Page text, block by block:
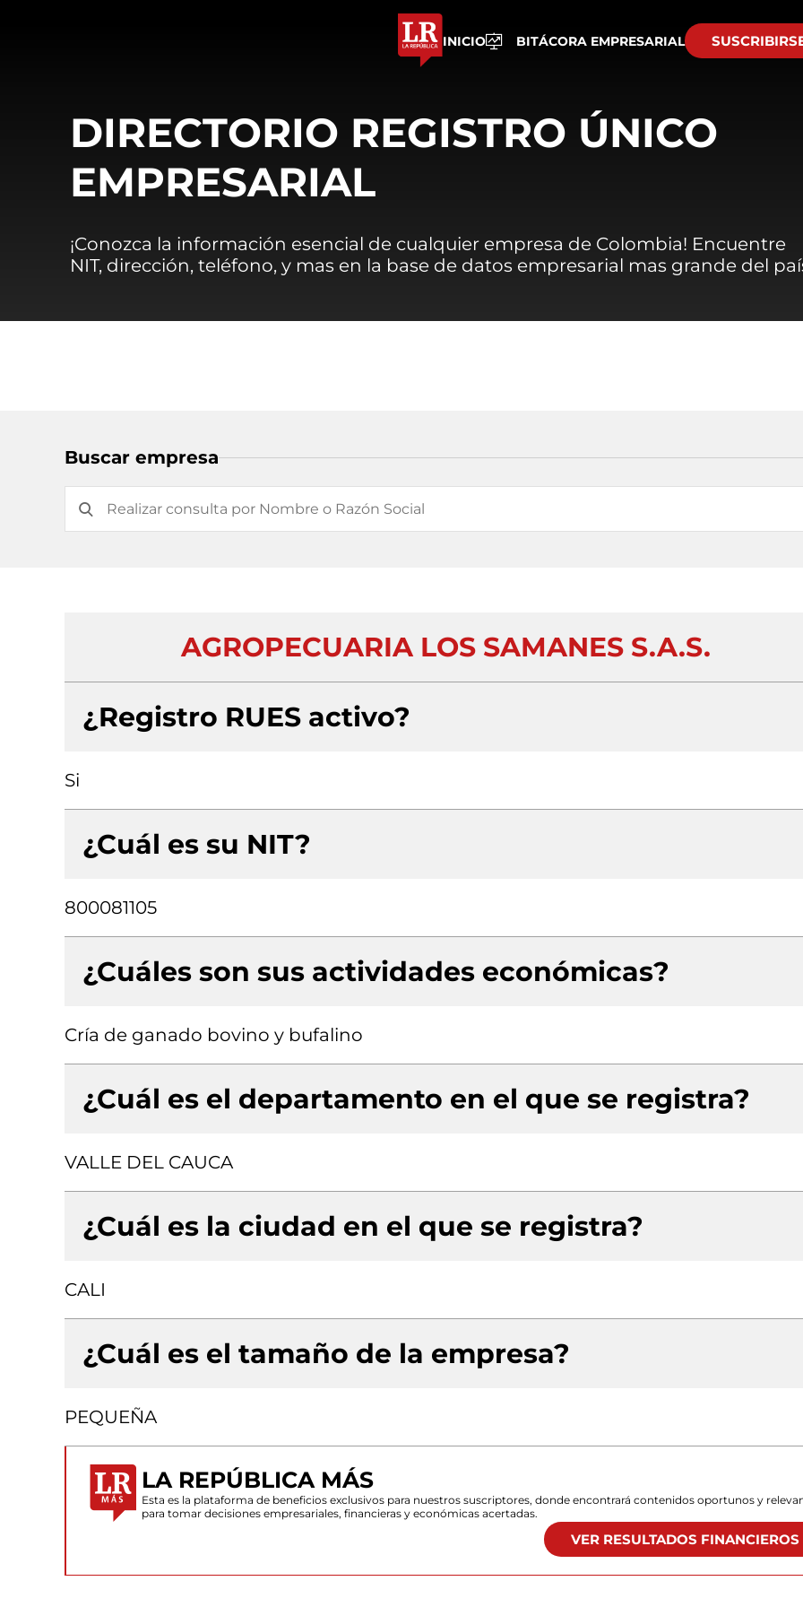
INICIO BITÁCORA EMPRESARIAL
DIRECTORIO REGISTRO ÚNICO
EMPRESARIAL
¡Conozca la información esencial de cualquier empresa de Colombia! Encuentre
NIT, dirección, teléfono, y mas en la base de datos empresarial mas grande del
Buscar empresa
AGROPECUARIA LOS SAMANES S.A.S.
¿Registro RUES activo?
Si
¿Cuál es su NIT?
800081105
¿Cuáles son sus actividades económicas?
Cría de ganado bovino y bufalino
¿Cuál es el departamento en el que se registra?
VALLE DEL CAUCA
¿Cuál es la ciudad en el que se registra?
CALI
¿Cuál es el tamaño de la empresa?
PEQUEÑA
LA REPÚBLICA MÁS
Esta es la plataforma de beneficios exclusivos para nuestros suscriptores, donde encontrará contenidos oportunos y
para tomar decisiones empresariales, financieras y económicas acertadas.
VER RESULTADOS FINANCIEROS